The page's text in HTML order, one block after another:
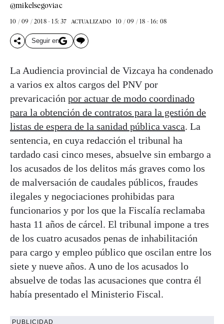
@mikelsegoviac
10 / 09 / 2018 - 15: 37 ACTUALIZADO 10 / 09 / 18 - 16: 08
Seguir en
La Audiencia provincial de Vizcaya ha condenado
a varios ex altos cargos del PNV por
prevaricación por actuar de modo coordinado
para la obtención de contratos para la gestión de
listas de espera de la sanidad pública vasca. La
sentencia, en cuya redacción el tribunal ha
tardado casi cinco meses, absuelve sin embargo a
los acusados de los delitos más graves como los
de malversación de caudales públicos, fraudes
ilegales y negociaciones prohibidas para
funcionarios y por los que la Fiscalía reclamaba
hasta 11 años de cárcel. El tribunal impone a tres
de los cuatro acusados penas de inhabilitación
para cargo y empleo público que oscilan entre los
siete y nueve años. A uno de los acusados lo
absuelve de todas las acusaciones que contra él
había presentado el Ministerio Fiscal.
PUBLICIDAD